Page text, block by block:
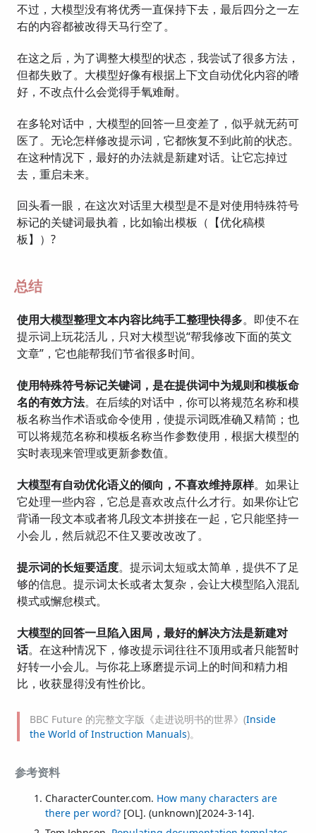
不过，大模型没有将优秀一直保持下去，最后四分之一左
右的内容都被改得天马行空了。
在这之后，为了调整大模型的状态，我尝试了很多方法，
但都失败了。大模型好像有根据上下文自动优化内容的嗜
好，不改点什么会觉得手氧难耐。
在多轮对话中，大模型的回答一旦变差了，似乎就无药可
医了。无论怎样修改提示词，它都恢复不到此前的状态。
在这种情况下，最好的办法就是新建对话。让它忘掉过
去，重启未来。
回头看一眼，在这次对话里大模型是不是对使用特殊符号
标记的关键词最执着，比如输出模板（【优化稿模
板】）?
总结
使用大模型整理文本内容比纯手工整理快得多。即使不在
提示词上玩花活儿，只对大模型说“帮我修改下面的英文
文章”，它也能帮我们节省很多时间。
使用特殊符号标记关键词，是在提供词中为规则和模板命
名的有效方法。在后续的对话中，你可以将规范名称和模
板名称当作术语或命令使用，使提示词既准确又精简；也
可以将规范名称和模板名称当作参数使用，根据大模型的
实时表现来管理或更新参数值。
大模型有自动优化语义的倾向，不喜欢维持原样。如果让
它处理一些内容，它总是喜欢改点什么才行。如果你让它
背诵一段文本或者将几段文本拼接在一起，它只能坚持一
小会儿，然后就忍不住又要改改改了。
提示词的长短要适度。提示词太短或太简单，提供不了足
够的信息。提示词太长或者太复杂，会让大模型陷入混乱
模式或懈怠模式。
大模型的回答一旦陷入困局，最好的解决方法是新建对
话。在这种情况下，修改提示词往往不顶用或者只能暂时
好转一小会儿。与你花上琢磨提示词上的时间和精力相
比，收获显得没有性价比。
BBC Future 的完整文字版《走进说明书的世界》(Inside
the World of Instruction Manuals)。
参考资料
CharacterCounter.com. How many characters are
there per word? [OL]. (unknown)[2024-3-14].